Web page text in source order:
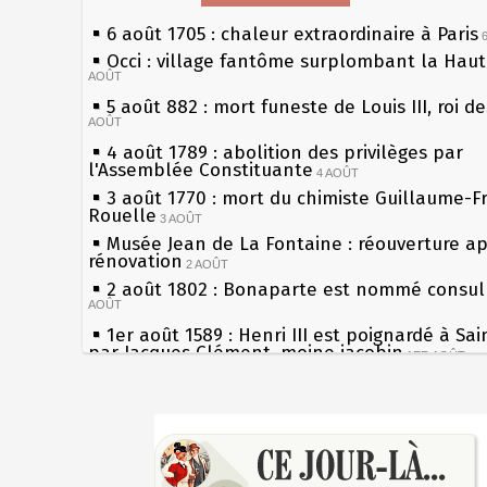
6 août 1705 : chaleur extraordinaire à Paris
Occi : village fantôme surplombant la
AOÛT
5 août 882 : mort funeste de Louis III, roi
AOÛT
4 août 1789 : abolition des privilèges par
l'Assemblée Constituante 4 AOÛT
3 août 1770 : mort du chimiste Guillaume-
Rouelle 3 AOÛT
Musée Jean de La Fontaine : réouverture
rénovation 2 AOÛT
2 août 1802 : Bonaparte est nommé
AOÛT
1er août 1589 : Henri III est poignardé à
par Jacques Clément, moine jacobin 1ER AOÛT
Chocolat Poulain 30 JUILLET
29 juillet 1881 : loi sur la liberté de la
les siècles
27 mai 1610 : supplice de François
du roi Henri IV